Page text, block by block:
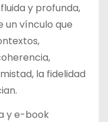
y profunda,
vínculo que
la fidelidad
y e-book